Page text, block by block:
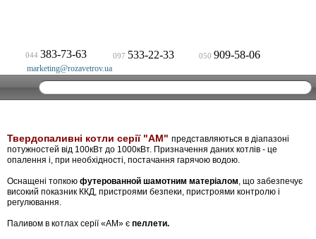
044 383-73-63 097 533-22-33 050 909-58-06
marketing@rozavetrov.ua
Твердопаливні котли серії "АМ" представляються в діапазоні
потужностей від 100кВт до 1000кВт. Призначення даних котлів - це
опалення і, при необхідності, постачання гарячою водою.
Оснащені топкою футерованной шамотним матеріалом, що забезпечує
високий показник ККД, пристроями безпеки, пристроями контролю і
регулювання.
Паливом в котлах серії «АМ» є пеллети.